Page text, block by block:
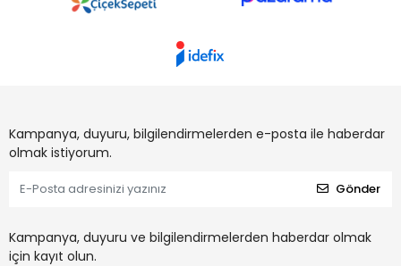
Kampanya, duyuru, bilgilendirmelerden e-posta ile haberdar
olmak istiyorum.
Gönder
Kampanya, duyuru ve bilgilendirmelerden haberdar olmak
için kayıt olun.